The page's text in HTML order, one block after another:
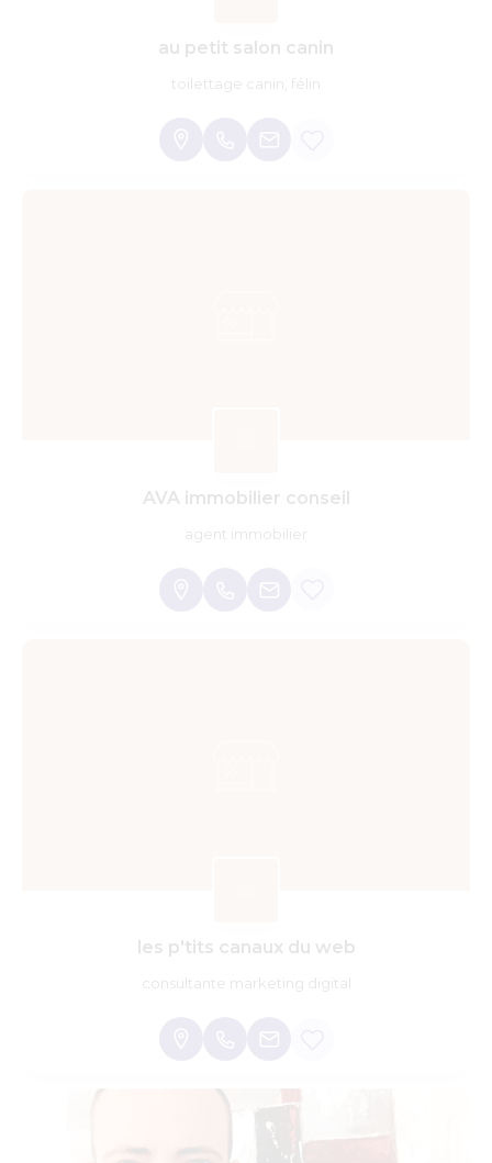
au petit salon canin
toilettage canin, félin
AVA immobilier conseil
agent immobilier
les p'tits canaux du web
consultante marketing digital